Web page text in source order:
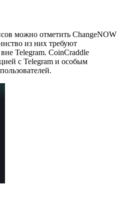
можно отметить ChangeNOW
из них требуют
Telegram. CoinCraddle
с Telegram и особым